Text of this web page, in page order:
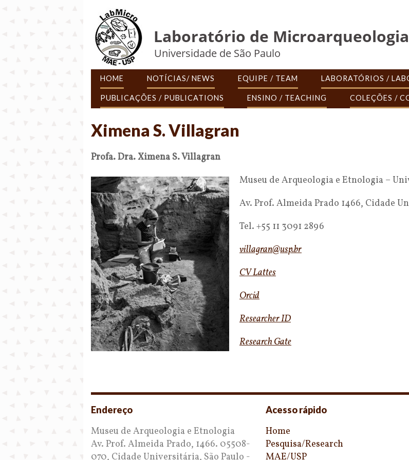
Laboratório de Microarqueologia
Universidade de São Paulo
HOME NOTÍCIAS/ NEWS EQUIPE / TEAM LABORATÓRIOS /
PUBLICAÇÕES / PUBLICATIONS ENSINO / TEACHING COLEÇÕES /
Ximena S. Villagran
Profa. Dra. Ximena S. Villagran
Museu de Arqueologia e Etnologia –
Av. Prof. Almeida Prado 1466, Cidade
Tel. +55 11 3091 2896
villagran@usp.br
CV Lattes
Orcid
Researcher ID
Research Gate
Endereço
Museu de Arqueologia e Etnologia
Av. Prof. Almeida Prado, 1466. 05508-
070, Cidade Universitária, São Paulo -
Acesso rápido
Home
Pesquisa/Research
MAE/USP